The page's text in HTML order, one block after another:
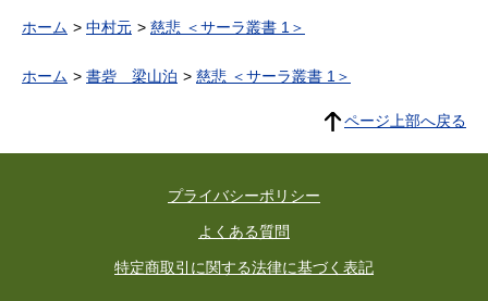
ホーム 中村元 慈悲 ＜サーラ叢書 1＞
ホーム 書砦 梁山泊 慈悲 ＜サーラ叢書 1＞
ページ上部へ戻る
プライバシーポリシー
よくある質問
特定商取引に関する法律に基づく表記